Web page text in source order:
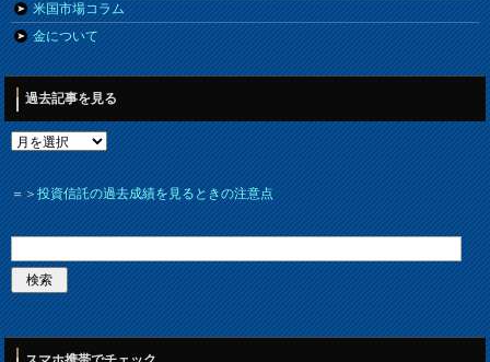
米国市場コラム
金について
過去記事を見る
＝＞投資信託の過去成績を見るときの注意点